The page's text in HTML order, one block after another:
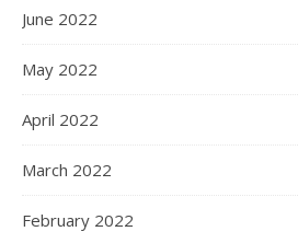
June 2022
May 2022
April 2022
March 2022
February 2022